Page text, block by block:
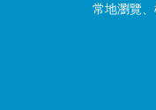
常地瀏覽、